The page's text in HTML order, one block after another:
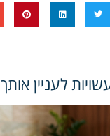
לעניין אותך